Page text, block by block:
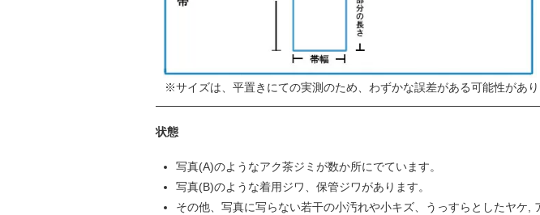
サイズは、平置きにての実測のため、わずかな誤差がある可能性があり
状態
写真(A)のようなアク茶ジミが数か所にでています。
写真(B)のような着用ジワ、保管ジワがあります。
その他、写真に写らない若干の小汚れや小キズ、うっすらとしたヤケ